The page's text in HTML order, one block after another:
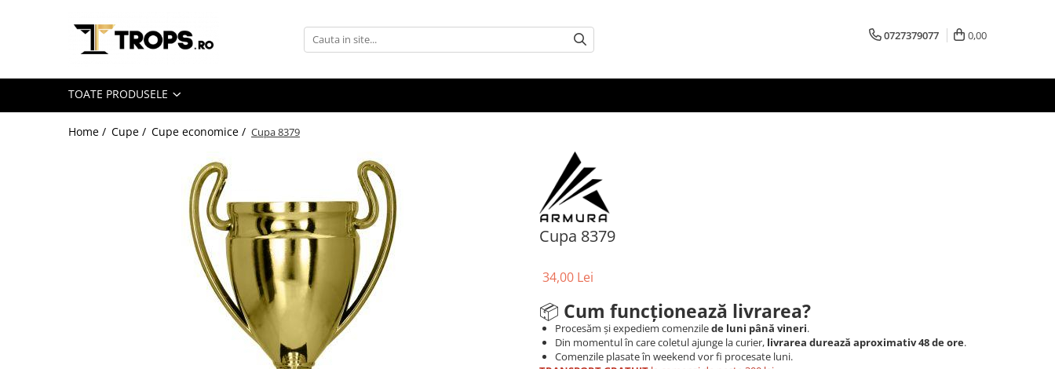
Toate Produsele
0727379077 0,00
TOATE PRODUSELE
Home / Cupe / Cupe economice / Cupa 8379
Cupa 8379
34,00 Lei
📦 Cum funcționează livrarea?
Procesăm și expediem comenzilede luni până vineri.
Din momentul în care coletul ajunge la curier, livrarea durează aproximativ 48 de ore.
Comenzile plasate în weekend vor fi procesate luni.